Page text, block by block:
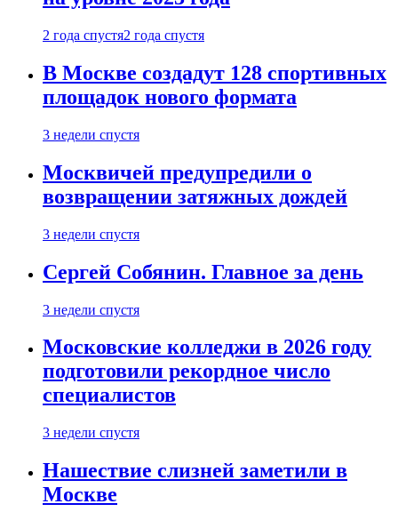
2 года спустя2 года спустя
В Москве создадут 128 спортивных
площадок нового формата
3 недели спустя
Москвичей предупредили о
возвращении затяжных дождей
3 недели спустя
Сергей Собянин. Главное за день
3 недели спустя
Московские колледжи в 2026 году
подготовили рекордное число
специалистов
3 недели спустя
Нашествие слизней заметили в
Москве